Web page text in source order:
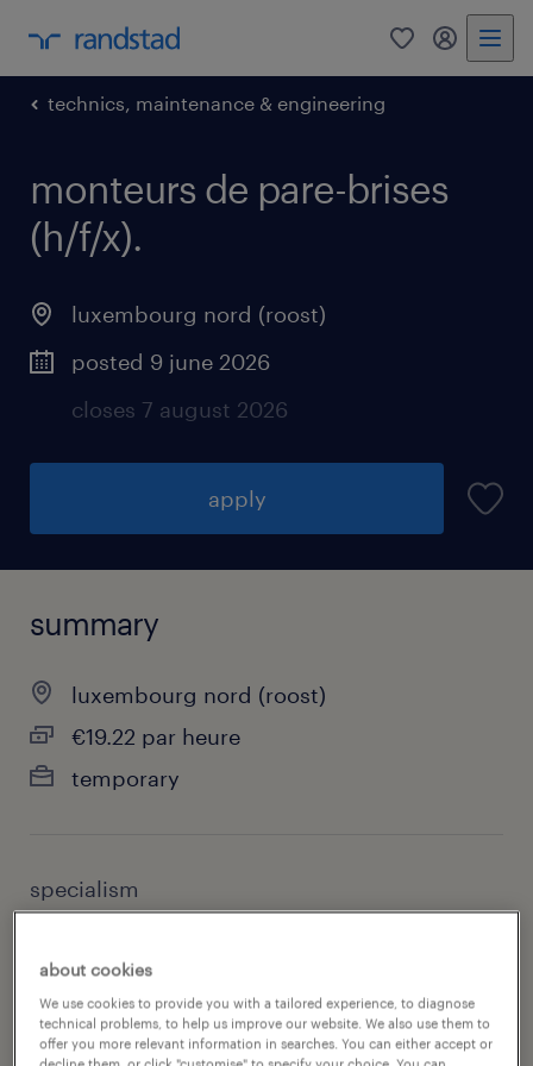
0 my
technics, maintenance & engineering
monteurs de pare-brises
(h/f/x).
luxembourg nord (roost)
posted 9 june 2026
closes 7 august 2026
apply
summary
luxembourg nord (roost)
€19.22 par heure
temporary
specialism
contact
maryline goosse, randstad luxembourg
about cookies
We use cookies to provide you with a tailored experience, to diagnose
technical problems, to help us improve our website. We also use them to
offer you more relevant information in searches. You can either accept or